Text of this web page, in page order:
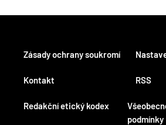
Kontakt
Redakční etický kodex
RSS
podmínky
Zásady ochrany soukromí